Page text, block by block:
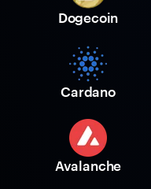
Dogecoin
Cardano
Avalanche